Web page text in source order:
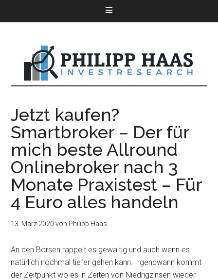
Jetzt kaufen?
Smartbroker – Der für
mich beste Allround
Onlinebroker nach 3
Monate Praxistest – Für
4 Euro alles handeln
13. März 2020 von Philipp Haas
An den Börsen rappelt es gewaltig und auch wenn es
natürlich nochmal tiefer gehen kann. Irgendwann kommt
der Zeitpunkt wo es in Zeiten von Niedrigzinsen wieder